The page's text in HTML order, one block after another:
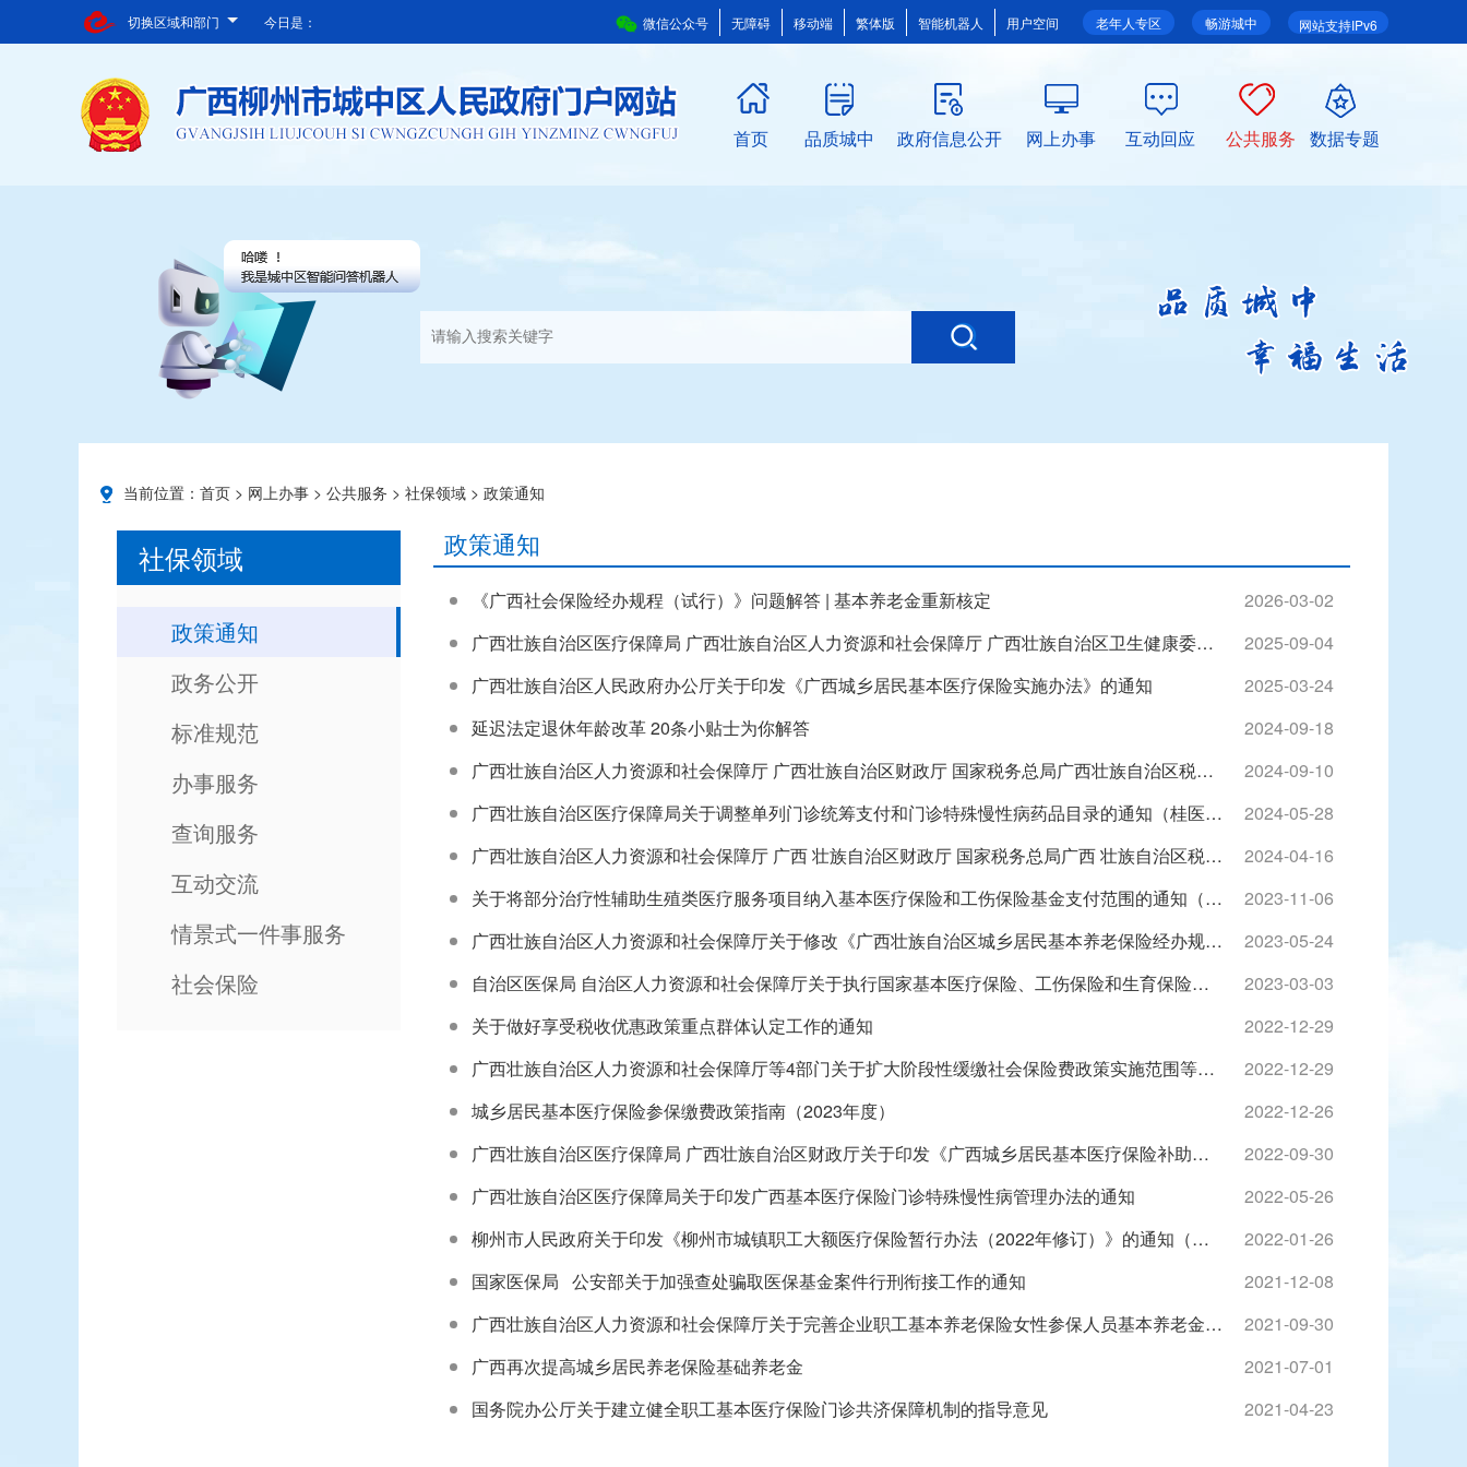
切换区域和部门 网站支持IPv6
畅游城中
老年人专区
微信公众号 无障碍 移动端 繁体版 智能机器人 用户空间
今日是：
首页 品质城中 政府信息公开 网上办事 互动回应 公共服务 数据专题
当前位置： 首页 > 网上办事 > 公共服务 > 社保领域 > 政策通知
社保领域
政策通知
政务公开
标准规范
办事服务
查询服务
互动交流
情景式一件事服务
社会保险
政策通知
《广西社会保险经办规程（试行）》问题解答 | 基本养老金重新核定
2026-03-02
广西壮族自治区医疗保障局 广西壮族自治区人力资源和社会保障厅 广西壮族自治区卫生健康委员会 广西壮族自治区药品监督管理局关于贯彻落实药品追溯码在医疗保障和工伤保险领域采集应用有关工作的通知
2025-09-04
广西壮族自治区人民政府办公厅关于印发《广西城乡居民基本医疗保险实施办法》的通知
2025-03-24
延迟法定退休年龄改革 20条小贴士为你解答
2024-09-18
广西壮族自治区人力资源和社会保障厅 广西壮族自治区财政厅 国家税务总局广西壮族自治区税务局关于做好延续实施失业保险援企稳岗政策有关工作的通知（桂人社发〔2024〕26号）
2024-09-10
广西壮族自治区医疗保障局关于调整单列门诊统筹支付和门诊特殊慢性病药品目录的通知（桂医保发〔2024〕12号）
2024-05-28
广西壮族自治区人力资源和社会保障厅 广西 壮族自治区财政厅 国家税务总局广西 壮族自治区税务局关于规范城乡居民 基本养老保险费补缴工作的通知
2024-04-16
关于将部分治疗性辅助生殖类医疗服务项目纳入基本医疗保险和工伤保险基金支付范围的通知（桂医保规〔2023〕2号）
2023-11-06
广西壮族自治区人力资源和社会保障厅关于修改《广西壮族自治区城乡居民基本养老保险经办规程》的通知
2023-05-24
自治区医保局 自治区人力资源和社会保障厅关于执行国家基本医疗保险、工伤保险和生育保险药品目录的通知
2023-03-03
关于做好享受税收优惠政策重点群体认定工作的通知
2022-12-29
广西壮族自治区人力资源和社会保障厅等4部门关于扩大阶段性缓缴社会保险费政策实施范围等问题的通知（桂人社发〔2022〕29号）
2022-12-29
城乡居民基本医疗保险参保缴费政策指南（2023年度）
2022-12-26
广西壮族自治区医疗保障局 广西壮族自治区财政厅关于印发《广西城乡居民基本医疗保险补助资金管理办法》的通知
2022-09-30
广西壮族自治区医疗保障局关于印发广西基本医疗保险门诊特殊慢性病管理办法的通知
2022-05-26
柳州市人民政府关于印发《柳州市城镇职工大额医疗保险暂行办法（2022年修订）》的通知（柳政规〔2022〕7号）
2022-01-26
国家医保局 公安部关于加强查处骗取医保基金案件行刑衔接工作的通知
2021-12-08
广西壮族自治区人力资源和社会保障厅关于完善企业职工基本养老保险女性参保人员基本养老金核定有关政策的通知
2021-09-30
广西再次提高城乡居民养老保险基础养老金
2021-07-01
国务院办公厅关于建立健全职工基本医疗保险门诊共济保障机制的指导意见
2021-04-23